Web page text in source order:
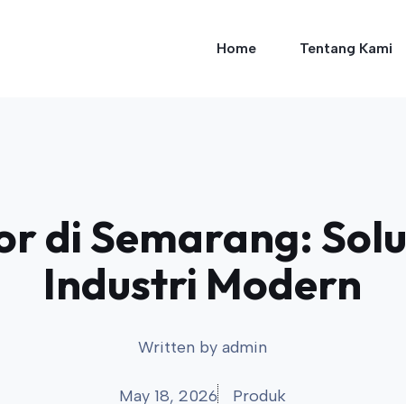
Home Tentang Kami
di Semarang:
Industri Modern
Written by admin
May 18, 2026 Produk